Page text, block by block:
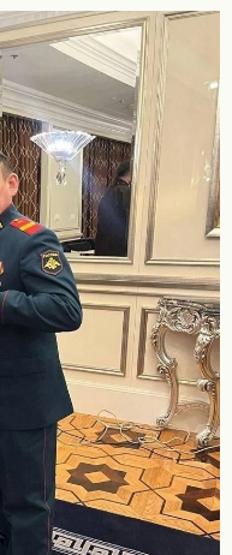
скуфы уже
про dogovornyak.
Почему? Да,
и оформилась
войны кормятся. Для
они будут делать все,
на
в этой войне с тем
которое имели
мы воевали против
и военной мощи
«небратьями». И
диктуем сейчас условия
мы не видим, чтобы в
Китай. Выходит, контуры
и США, в то время как
И вот уже на Западе
вернуться в G8. Это
в концерт мировых
топ